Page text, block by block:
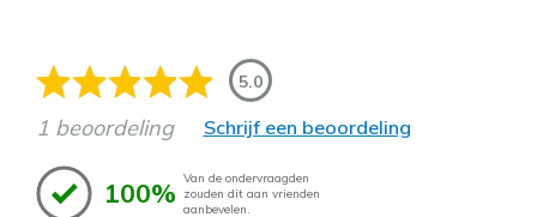
5.0
1 beoordeling Schrijf een beoordeling
100% Van de ondervraagden
zouden dit aan vrienden
aanbevelen.